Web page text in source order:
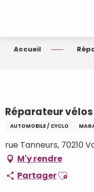
Accueil
Réparateur
AUTOMOBILE / CYCLO
rue Tanneurs, 70210
M'y rendre
PartagerAjouter